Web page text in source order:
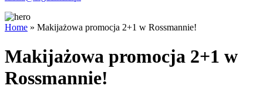
Home » Makijażowa promocja 2+1 w Rossmannie!
Makijażowa promocja 2+1 w
Rossmannie!